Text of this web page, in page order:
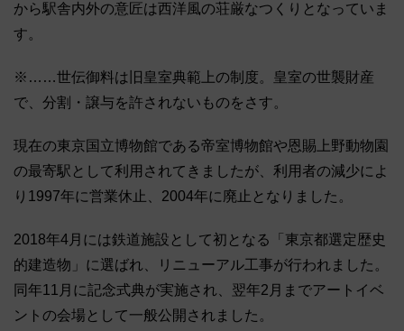
から駅舎内外の意匠は西洋風の荘厳なつくりとなっていま
す。
※……世伝御料は旧皇室典範上の制度。皇室の世襲財産
で、分割・譲与を許されないものをさす。
現在の東京国立博物館である帝室博物館や恩賜上野動物園
の最寄駅として利用されてきましたが、利用者の減少によ
り1997年に営業休止、2004年に廃止となりました。
2018年4月には鉄道施設として初となる「東京都選定歴史
的建造物」に選ばれ、リニューアル工事が行われました。
同年11月に記念式典が実施され、翌年2月までアートイベ
ントの会場として一般公開されました。